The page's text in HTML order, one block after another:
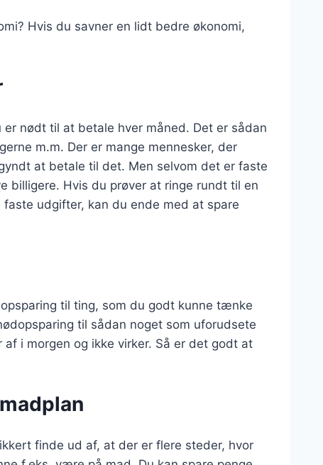
Hvis du savner en lidt bedre økonomi,
nødt til at betale hver måned. Det er sådan
m.m. Der er mange mennesker, der
at betale til det. Men selvom det er faste
billigere. Hvis du prøver at ringe rundt til en
udgifter, kan du ende med at spare
til ting, som du godt kunne tænke
til sådan noget som uforudsete
af i morgen og ikke virker. Så er det godt at
finde ud af, at der er flere steder, hvor